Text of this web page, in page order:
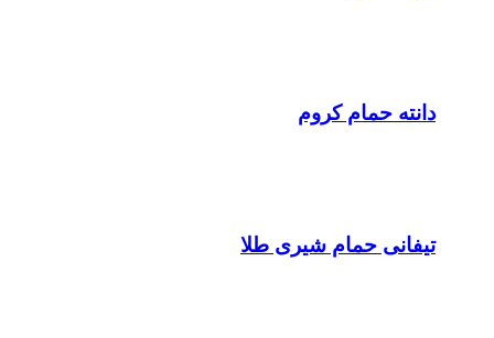
دانته حمام کروم
تیفانی حمام شیری طلا